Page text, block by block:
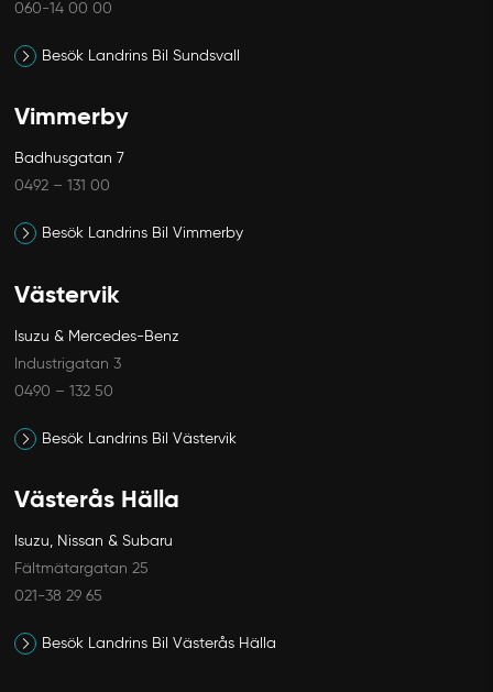
060-14 00 00
Besök Landrins Bil Sundsvall
Vimmerby
Badhusgatan 7
0492 – 131 00
Besök Landrins Bil Vimmerby
Västervik
Isuzu & Mercedes-Benz
Industrigatan 3
0490 – 132 50
Besök Landrins Bil Västervik
Västerås Hälla
Isuzu, Nissan & Subaru
Fältmätargatan 25
021-38 29 65
Besök Landrins Bil Västerås Hälla